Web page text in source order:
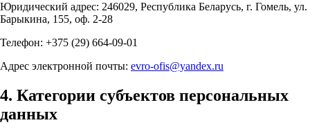
Юридический адрес: 246029, Республика Беларусь, г. Гомель, ул.
Барыкина, 155, оф. 2-28
Телефон: +375 (29) 664-09-01
Адрес электронной почты: evro-ofis@yandex.ru
4. Категории субъектов персональных
данных